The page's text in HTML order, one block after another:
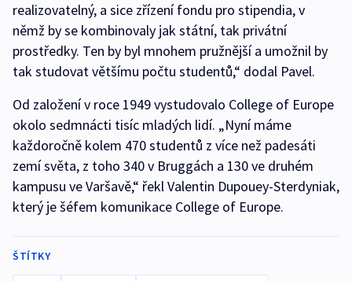
realizovatelný, a sice zřízení fondu pro stipendia, v
němž by se kombinovaly jak státní, tak privátní
prostředky. Ten by byl mnohem pružnější a umožnil by
tak studovat většímu počtu studentů,“ dodal Pavel.
Od založení v roce 1949 vystudovalo College of Europe
okolo sedmnácti tisíc mladých lidí. „Nyní máme
každoročně kolem 470 studentů z více než padesáti
zemí světa, z toho 340 v Bruggách a 130 ve druhém
kampusu ve Varšavě,“ řekl Valentin Dupouey-Sterdyniak,
který je šéfem komunikace College of Europe.
ŠTÍTKY